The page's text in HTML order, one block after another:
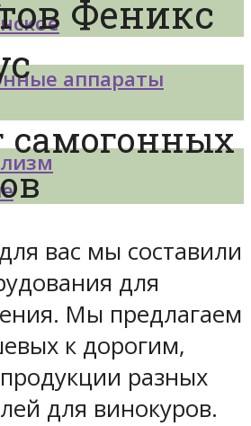
аппараты
Феникс
самогонных
вас мы составили
для
Мы предлагаем
к дорогим,
разных
для винокуров.